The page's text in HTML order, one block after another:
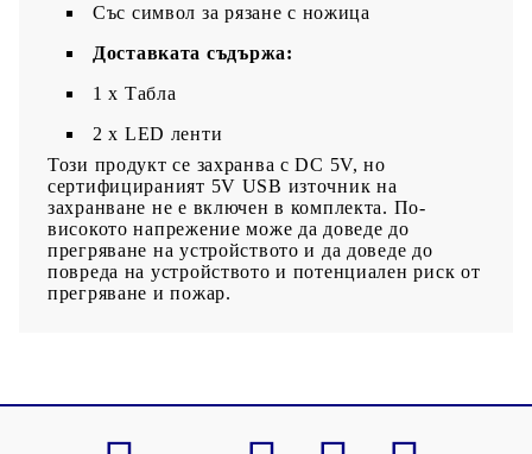
Със символ за рязане с ножица
Доставката съдържа:
1 x Табла
2 x LED ленти
Този продукт се захранва с DC 5V, но
сертифицираният 5V USB източник на
захранване не е включен в комплекта. По-
високото напрежение може да доведе до
прегряване на устройството и да доведе до
повреда на устройството и потенциален риск от
прегряване и пожар.